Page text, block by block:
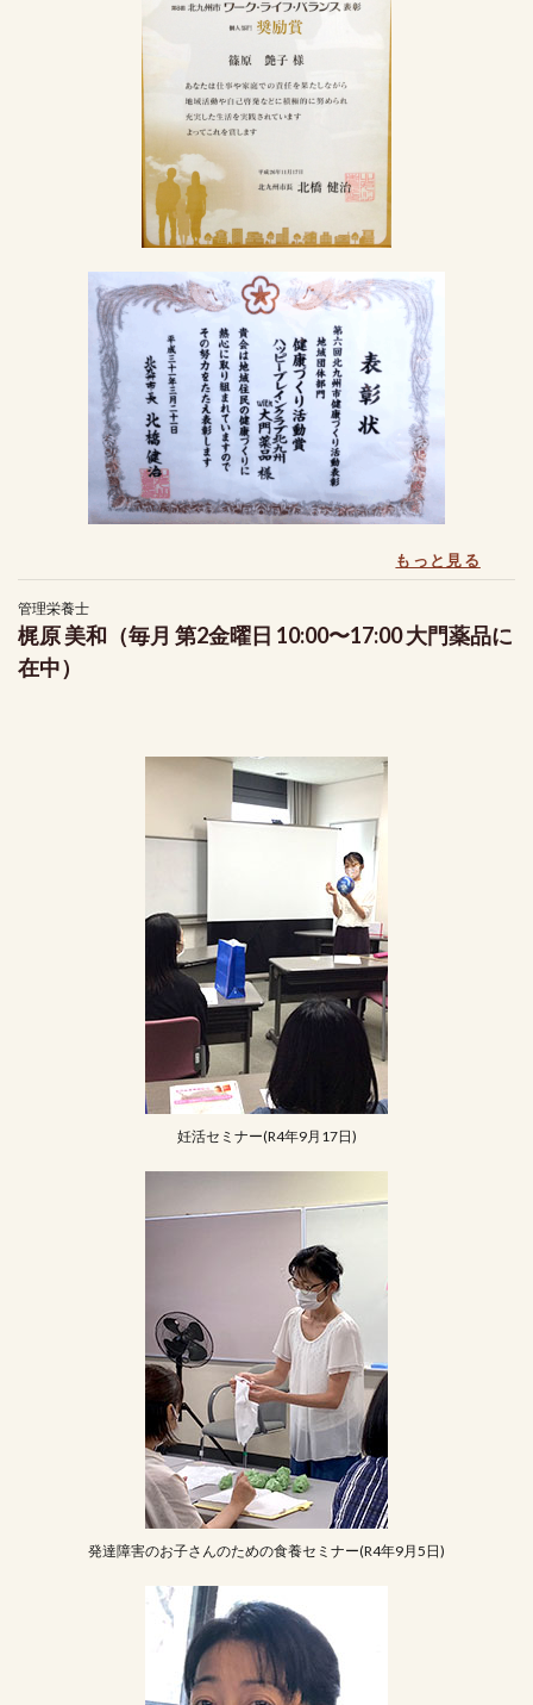
管理栄養士
梶原 美和（毎月 第2金曜日 10:00〜17:00 大門薬品に
在中）
妊活セミナー(R4年9月17日)
発達障害のお子さんのための食養セミナー(R4年9月5日)